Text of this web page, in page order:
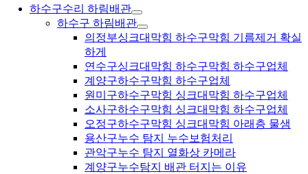
하수구수리 하림배관
하수구 하림배관
의정부싱크대막힘 하수구막힘 기름제거 확실
하게
연수구싱크대막힘 하수구막힘 하수구업체
계양구하수구막힘 하수구업체
원미구하수구막힘 싱크대막힘 하수구업체
소사구하수구막힘 싱크대막힘 하수구업체
오정구하수구막힘 싱크대막힘 아래층 물샘
용산구누수 탐지 누수보험처리
관악구누수 탐지 열화상 카메라
계양구누수탐지 배관 터지는 이유